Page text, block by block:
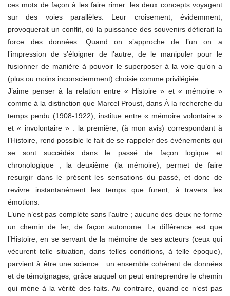
ces mots de façon à les faire rimer: les deux concepts voyagent
sur des voies parallèles. Leur croisement, évidemment,
provoquerait un conflit, où la puissance des souvenirs défierait la
force des données. Quand on s’approche de l’un on a
l’impression de s’éloigner de l’autre, de le manipuler pour le
fusionner de manière à pouvoir le superposer à la voie qu’on a
(plus ou moins inconsciemment) choisie comme privilégiée.
J’aime penser à la relation entre « Histoire » et « mémoire »
comme à la distinction que Marcel Proust, dans À la recherche du
temps perdu (1908-1922), institue entre « mémoire volontaire »
et « involontaire » : la première, (à mon avis) correspondant à
l’Histoire, rend possible le fait de se rappeler des évènements qui
se sont succédés dans le passé de façon logique et
chronologique ; la deuxième (la mémoire), permet de faire
resurgir dans le présent les sensations du passé, et donc de
revivre instantanément les temps que furent, à travers les
émotions.
L’une n’est pas complète sans l’autre ; aucune des deux ne forme
un chemin de fer, de façon autonome. La différence est que
l’Histoire, en se servant de la mémoire de ses acteurs (ceux qui
vécurent telle situation, dans telles conditions, à telle époque),
parvient à être une science : un ensemble cohérent de données
et de témoignages, grâce auquel on peut entreprendre le chemin
qui mène à la vérité des faits. Au contraire, quand ce n’est pas